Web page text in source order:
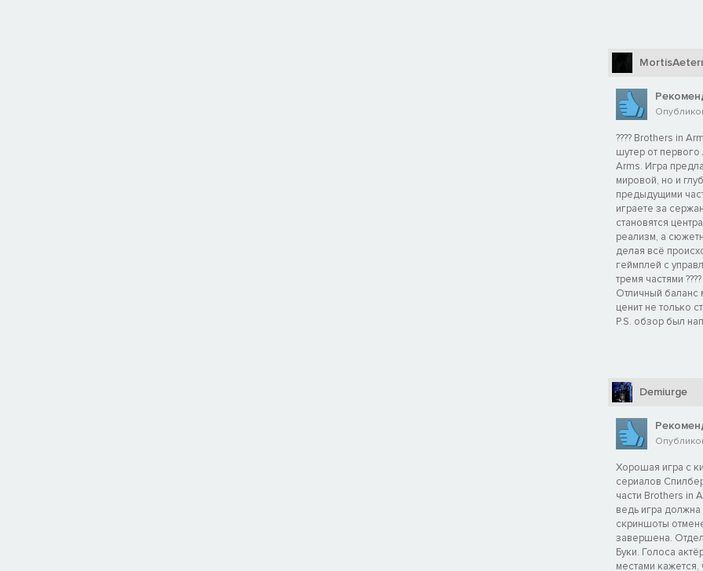
???? Brothers in
шутер от
Arms. Игра
мировой, но и
предыдущими
играете за
становятся
реализм, а
делая всё
геймплей с
тремя частями
Отличный баланс
ценит не только
P.S. обзор был
Demiurge
Хорошая игра с
сериалов
части Brothers in
ведь игра должна
скриншоты
завершена.
Буки. Голоса
местами